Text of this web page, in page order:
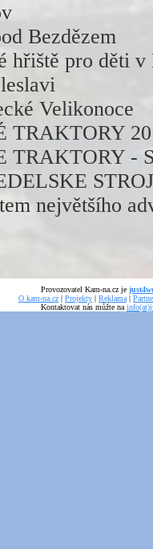
Bezdězem
hřiště pro děti v
Velikonoce
TRAKTORY
TRAKTORY -
největšího
Provozovatel Kam-na.cz je
O kam-na.cz | Projekty | Reklama |
Kontaktovat nás můžte na